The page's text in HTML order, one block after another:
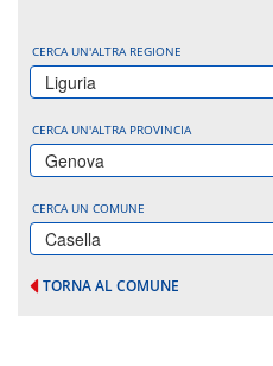
CERCA UN'ALTRA REGIONE
Liguria
CERCA UN'ALTRA PROVINCIA
Genova
CERCA UN COMUNE
Casella
TORNA AL COMUNE